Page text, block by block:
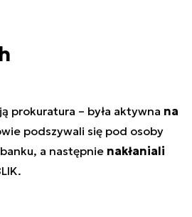
prokuratura – była aktywna na
podszywali się pod osoby
a następnie nakłaniali